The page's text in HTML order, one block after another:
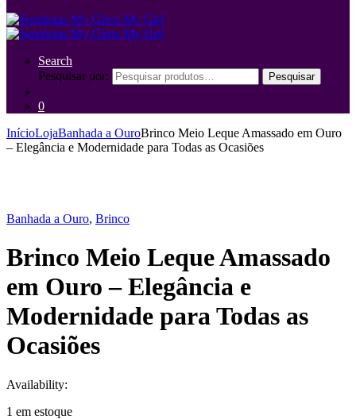
Search
Pesquisar por:
Pesquisar
0
InícioLojaBanhada a OuroBrinco Meio Leque Amassado em Ouro
– Elegância e Modernidade para Todas as Ocasiões
Banhada a Ouro, Brinco
Brinco Meio Leque Amassado
em Ouro – Elegância e
Modernidade para Todas as
Ocasiões
Availability:
1 em estoque